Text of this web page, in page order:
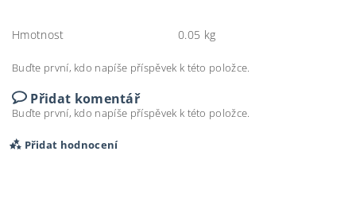
Hmotnost 0.05 kg
Buďte první, kdo napíše příspěvek k této položce.
Přidat komentář
Buďte první, kdo napíše příspěvek k této položce.
Přidat hodnocení